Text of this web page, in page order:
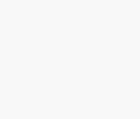
организуем конкурсы и
с нами, чтобы не упустить